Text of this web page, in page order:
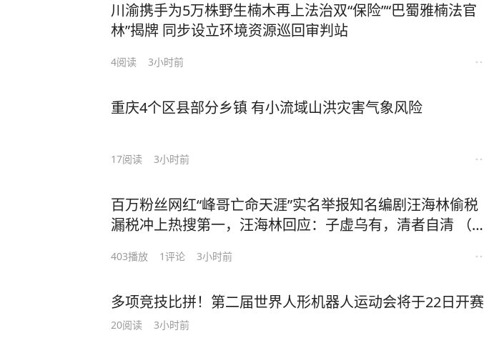
川渝携手为5万株野生楠木再上法治双“保险”“巴蜀雅楠法官
林”揭牌 同步设立环境资源巡回审判站
4阅读 3小时前
重庆4个区县部分乡镇 有小流域山洪灾害气象风险
17阅读 3小时前
百万粉丝网红“峰哥亡命天涯”实名举报知名编剧汪海林偷税
漏税冲上热搜第一，汪海林回应：子虚乌有，清者自清 （编
403播放 1评论 3小时前
多项竞技比拼！第二届世界人形机器人运动会将于22日开赛
20阅读 3小时前